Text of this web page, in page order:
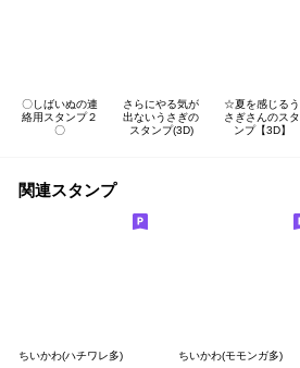
〇しばいぬの連
絡用スタンプ２
〇
さらにやる気が
出ないうさぎの
スタンプ(3D)
☆夏を感じるう
さぎさんのスタ
ンプ【3D】
関連スタンプ
ちいかわ(ハチワレ多) ちいかわ(モモンガ多)